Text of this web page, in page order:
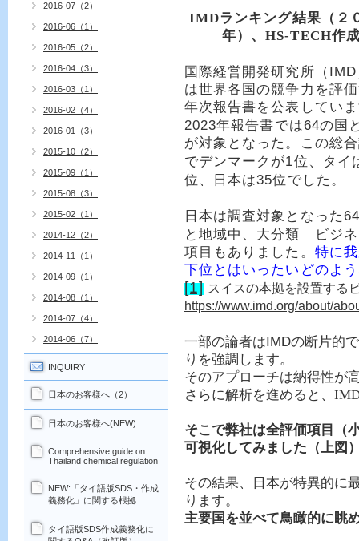
IMDランキング結果（２
年）、HS-TECH作
国際経営開発研究所（ IMD
は世界各国の競争力を評
年次報告書を公表してい
2023年報告書では64の国
が対象となった。この総
でデンマークが1位、タイ
位、日本は35位でした。
日本は調査対象となった64
と地域中、大分類「ビジ
項目もありました。 特に
下位とはいったいどのよ
[1] スイスの本拠を設置す
https://www.imd.org/about/
一部の論者はIMDの断片的
りを強調します。
そのアプローチは納得性が
さらに解析を進めると、
そこで弊社は全評価項目（
可視化してみました（上図
その結果、日本が特異的に
ります。
主要国を並べて鳥瞰的に眺
2016-07（2）
2016-06（1）
2016-05（2）
2016-04（3）
2016-03（1）
2016-02（4）
2016-01（3）
2015-10（2）
2015-09（1）
2015-08（3）
2015-02（1）
2014-12（2）
2014-11（1）
2014-09（1）
2014-08（1）
2014-07（4）
2014-06（7）
INQUIRY
日本のお客様へ（2）
日本のお客様へ(NEW)
Comprehensive guide on
Thailand chemical regulation
NEW:「タイ語版SDS・作成
義務化」に関する根拠
タイ語版SDS作成義務化に